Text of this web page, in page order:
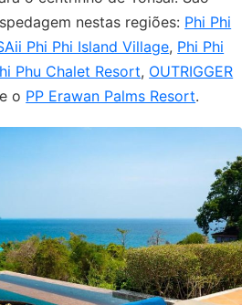
nestas regiões: Phi Phi
Phi Phi Island Village, Phi Phi
Phu Chalet Resort, OUTRIGGER
e o PP Erawan Palms Resort.